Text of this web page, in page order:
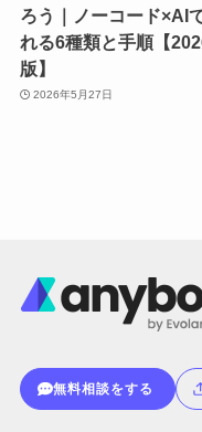
ろう｜ノーコード×AI
れる6種類と手順【
版】
2026年5月27日
無料相談をする